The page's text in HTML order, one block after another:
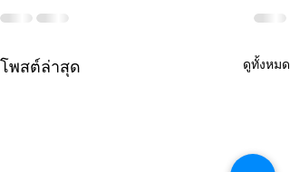
โพสต์ล่าสุด ดูทั้งหมด